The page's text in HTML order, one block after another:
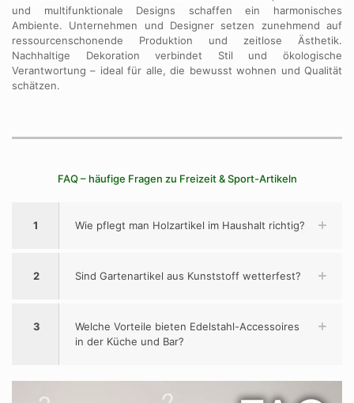
und multifunktionale Designs schaffen ein harmonisches
Ambiente. Unternehmen und Designer setzen zunehmend auf
ressourcenschonende Produktion und zeitlose Ästhetik.
Nachhaltige Dekoration verbindet Stil und ökologische
Verantwortung – ideal für alle, die bewusst wohnen und Qualität
schätzen.
FAQ – häufige Fragen zu Freizeit & Sport-Artikeln
1 Wie pflegt man Holzartikel im Haushalt richtig?
2 Sind Gartenartikel aus Kunststoff wetterfest?
3
Welche Vorteile bieten Edelstahl-Accessoires
in der Küche und Bar?